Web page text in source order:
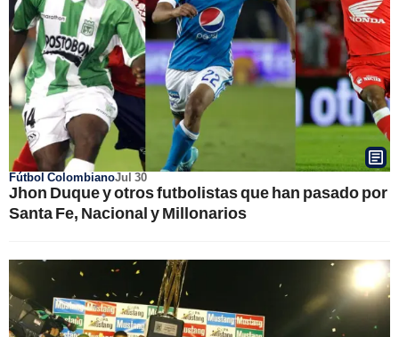
Fútbol ColombianoJul 30
Jhon Duque y otros futbolistas que han pasado por
Santa Fe, Nacional y Millonarios